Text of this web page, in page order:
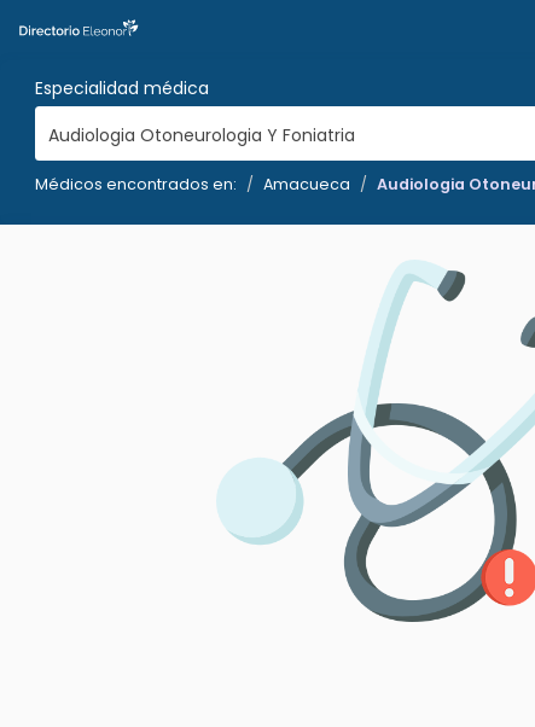
Especialidad médica
Audiologia Otoneurologia Y Foniatria
Médicos encontrados en: Amacueca Audiologia